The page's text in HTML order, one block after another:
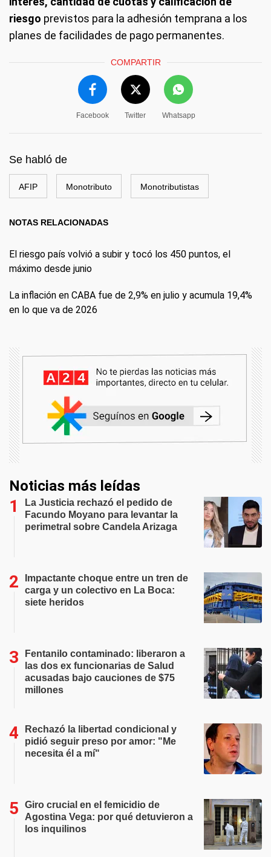
riesgo previstos para la adhesión temprana a los
planes de facilidades de pago permanentes.
COMPARTIR
Facebook Twitter Whatsapp
Se habló de
AFIP Monotributo Monotributistas
NOTAS RELACIONADAS
El riesgo país volvió a subir y tocó los 450 puntos, el
máximo desde junio
La inflación en CABA fue de 2,9% en julio y acumula 19,4%
en lo que va de 2026
Noticias más leídas
La Justicia rechazó el pedido de
Facundo Moyano para levantar la
perimetral sobre Candela Arizaga
Impactante choque entre un tren de
carga y un colectivo en La Boca:
siete heridos
Fentanilo contaminado: liberaron a
las dos ex funcionarias de Salud
acusadas bajo cauciones de $75
millones
Rechazó la libertad condicional y
pidió seguir preso por amor: "Me
necesita él a mí"
Giro crucial en el femicidio de
Agostina Vega: por qué detuvieron a
los inquilinos